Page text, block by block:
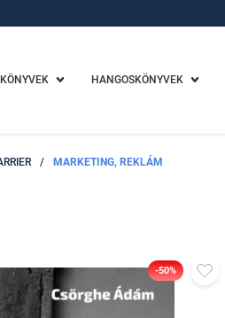
HANGOSKÖNYVEK
/ MARKETING, REKLÁM
-50%